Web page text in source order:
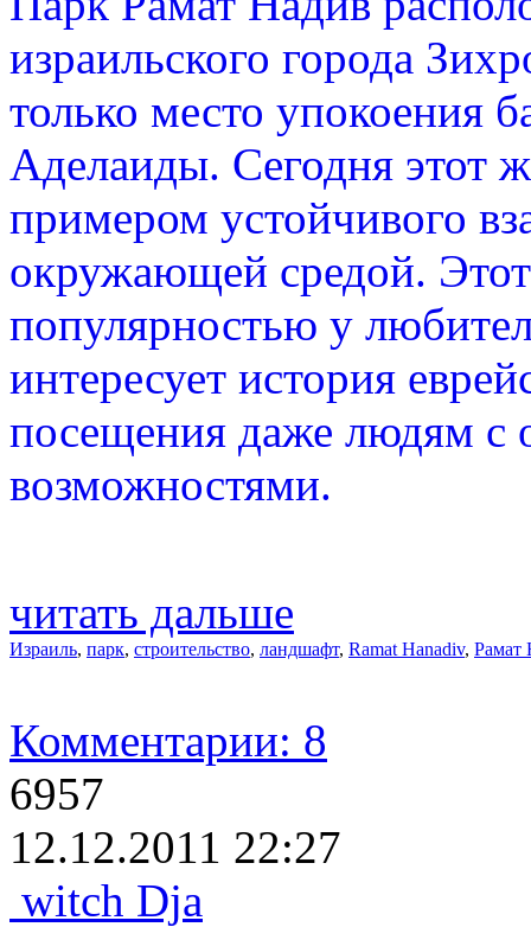
израильского города
только место упокоения
Аделаиды. Сегодня этот
примером устойчивого
окружающей средой.
популярностью у
интересует история
посещения даже людям с
возможностями.
читать дальше
Израиль, парк, строительство, ландшафт, Ramat Hanadiv, Рамат
Комментарии: 8
6957
12.12.2011 22:27
witch Dja